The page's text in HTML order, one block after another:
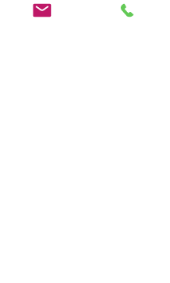
cabelludo.